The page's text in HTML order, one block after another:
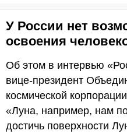
У России нет
освоения
Об этом в интервью
вице-президент
космической
«Луна, например, нам
достичь поверхности